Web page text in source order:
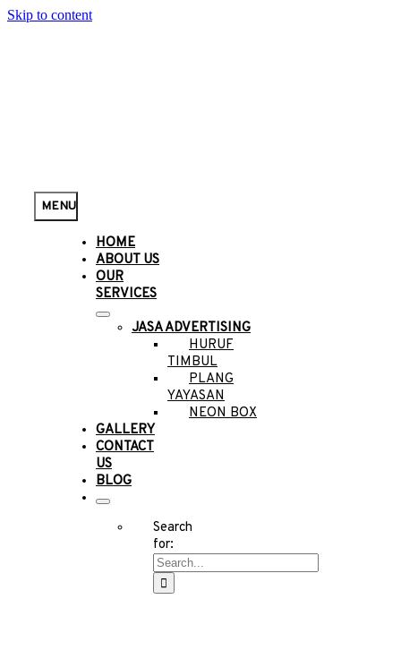
Skip to content
MENU
HOME
ABOUT US
OUR
SERVICES
JASA ADVERTISING
HURUF
TIMBUL
PLANG
YAYASAN
NEON BOX
GALLERY
CONTACT
US
BLOG
Search
for: